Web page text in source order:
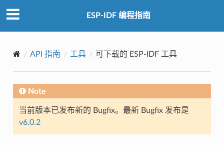
ESP-IDF 编程指南
API 指南 工具 可下载的 ESP-IDF 工具
Note
当前版本已发布新的 Bugfix。最新 Bugfix 发布是
v6.0.2